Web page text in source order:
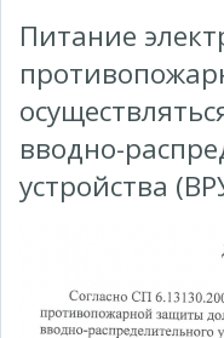
Питание
вводно-
устройства